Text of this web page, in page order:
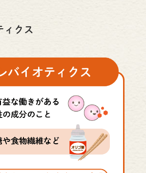
ィクス